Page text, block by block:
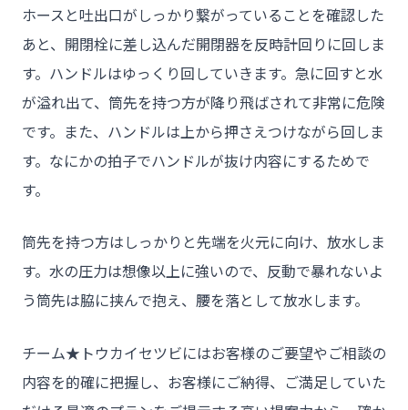
ホースと吐出口がしっかり繋がっていることを確認した
あと、開閉栓に差し込んだ開閉器を反時計回りに回しま
す。ハンドルはゆっくり回していきます。急に回すと水
が溢れ出て、筒先を持つ方が降り飛ばされて非常に危険
です。また、ハンドルは上から押さえつけながら回しま
す。なにかの拍子でハンドルが抜け内容にするためで
す。
筒先を持つ方はしっかりと先端を火元に向け、放水しま
す。水の圧力は想像以上に強いので、反動で暴れないよ
う筒先は脇に挟んで抱え、腰を落として放水します。
チーム★トウカイセツビにはお客様のご要望やご相談の
内容を的確に把握し、お客様にご納得、ご満足していた